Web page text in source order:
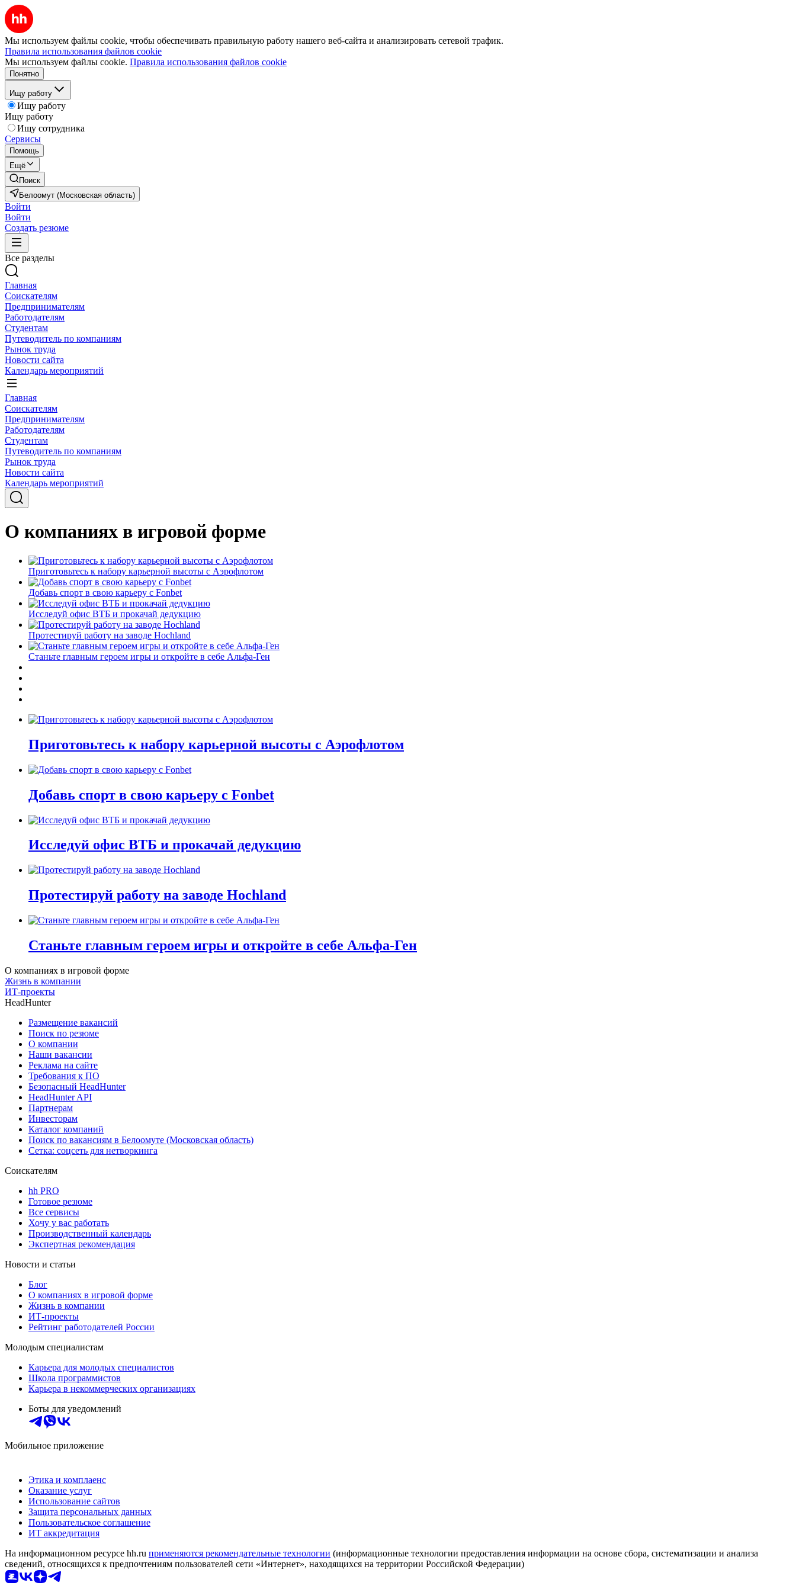
Мы используем файлы cookie, чтобы обеспечивать правильную работу нашего веб-сайта и анализировать сетевой трафик.
Правила использования файлов cookie
Мы используем файлы cookie. Правила использования файлов cookie
Понятно
Ищу работу
Ищу работу
Ищу работу
Ищу сотрудника
Сервисы
Помощь
Ещё
Поиск
Белоомут (Московская область)
Войти
Войти
Создать резюме
Все разделы
Главная
Соискателям
Предпринимателям
Работодателям
Студентам
Путеводитель по компаниям
Рынок труда
Новости сайта
Календарь мероприятий
Главная
Соискателям
Предпринимателям
Работодателям
Студентам
Путеводитель по компаниям
Рынок труда
Новости сайта
Календарь мероприятий
О компаниях в игровой форме
Приготовьтесь к набору карьерной высоты с Аэрофлотом
Добавь спорт в свою карьеру с Fonbet
Исследуй офис ВТБ и прокачай дедукцию
Протестируй работу на заводе Hochland
Станьте главным героем игры и откройте в себе Альфа-Ген
Приготовьтесь к набору карьерной высоты с Аэрофлотом
Добавь спорт в свою карьеру с Fonbet
Исследуй офис ВТБ и прокачай дедукцию
Протестируй работу на заводе Hochland
Станьте главным героем игры и откройте в себе Альфа-Ген
О компаниях в игровой форме
Жизнь в компании
ИТ-проекты
HeadHunter
Размещение вакансий
Поиск по резюме
О компании
Наши вакансии
Реклама на сайте
Требования к ПО
Безопасный HeadHunter
HeadHunter API
Партнерам
Инвесторам
Каталог компаний
Поиск по вакансиям в Белоомуте (Московская область)
Сетка: соцсеть для нетворкинга
Соискателям
hh PRO
Готовое резюме
Все сервисы
Хочу у вас работать
Производственный календарь
Экспертная рекомендация
Новости и статьи
Блог
О компаниях в игровой форме
Жизнь в компании
ИТ-проекты
Рейтинг работодателей России
Молодым специалистам
Карьера для молодых специалистов
Школа программистов
Карьера в некоммерческих организациях
Боты для уведомлений
Мобильное приложение
Этика и комплаенс
Оказание услуг
Использование сайтов
Защита персональных данных
Пользовательское соглашение
ИТ аккредитация
На информационном ресурсе hh.ru применяются рекомендательные технологии (информационные технологии предоставления информации на основе сбора, систематизации и анализа
сведений, относящихся к предпочтениям пользователей сети «Интернет», находящихся на территории Российской Федерации)